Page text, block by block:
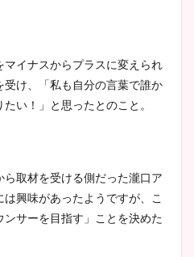
イナスからプラスに変えられ
け、「私も自分の言葉で誰か
い！」と思ったとのこと。
取材を受ける側だった瀧口ア
興味があったようですが、こ
サーを目指す」ことを決めた